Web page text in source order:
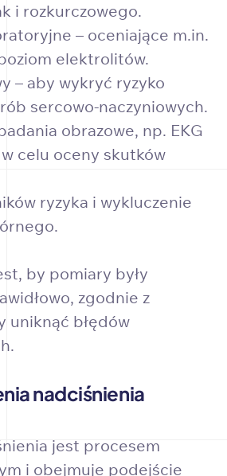
i rozkurczowego.
– oceniające m.in.
elektrolitów.
– aby wykryć ryzyko
sercowo-naczyniowych.
obrazowe, np. EKG
celu oceny skutków
ryzyka i wykluczenie
by pomiary były
zgodnie z
uniknąć błędów
nadciśnienia
jest procesem
i obejmuje podejście